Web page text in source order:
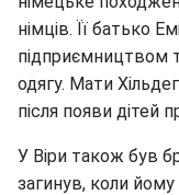
німців. Її батько
підприємництвом
одягу. Мати
після появи дітей
У Віри також був
загинув, коли йому